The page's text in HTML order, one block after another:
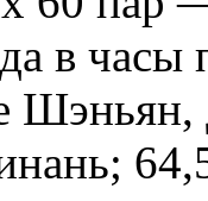
в часы
Шэньян,